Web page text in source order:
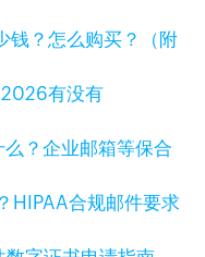
？怎么购买？（附
有没有
？企业邮箱等保合
HIPAA合规邮件要求